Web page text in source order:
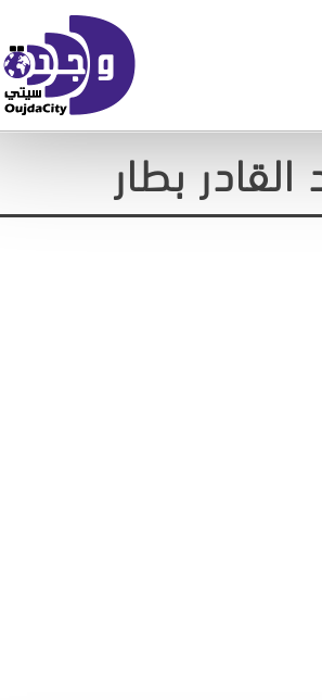
بطار